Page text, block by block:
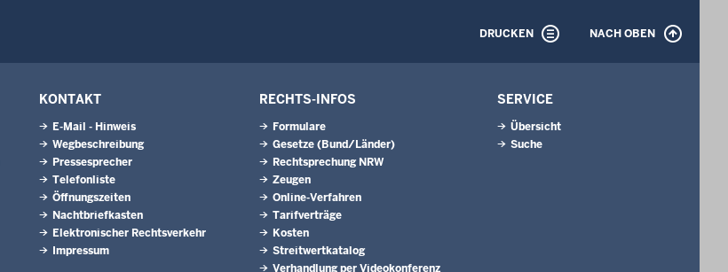
DRUCKEN NACH OBEN
KONTAKT
E-Mail - Hinweis
Wegbeschreibung
Pressesprecher
Telefonliste
Öffnungszeiten
Nachtbriefkasten
Elektronischer Rechtsverkehr
Impressum
RECHTS-INFOS
Formulare
Gesetze (Bund/Länder)
Rechtsprechung NRW
Zeugen
Online-Verfahren
Tarifverträge
Kosten
Streitwertkatalog
Verhandlung per Videokonferenz
SERVICE
Übersicht
Suche